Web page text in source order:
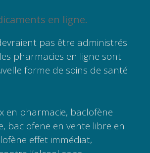
en ligne.
pas être administrés
pharmacies en ligne sont
forme de soins de santé
en pharmacie, baclofène
baclofene en vente libre en
effet immédiat,